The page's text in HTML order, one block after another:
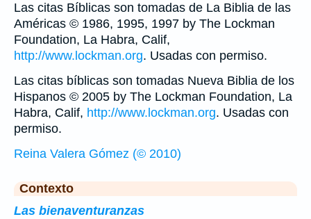
Las citas Bíblicas son tomadas de La Biblia de las
Américas © 1986, 1995, 1997 by The Lockman
Foundation, La Habra, Calif,
http://www.lockman.org. Usadas con permiso.
Las citas bíblicas son tomadas Nueva Biblia de los
Hispanos © 2005 by The Lockman Foundation, La
Habra, Calif, http://www.lockman.org. Usadas con
permiso.
Reina Valera Gómez (© 2010)
Contexto
Las bienaventuranzas